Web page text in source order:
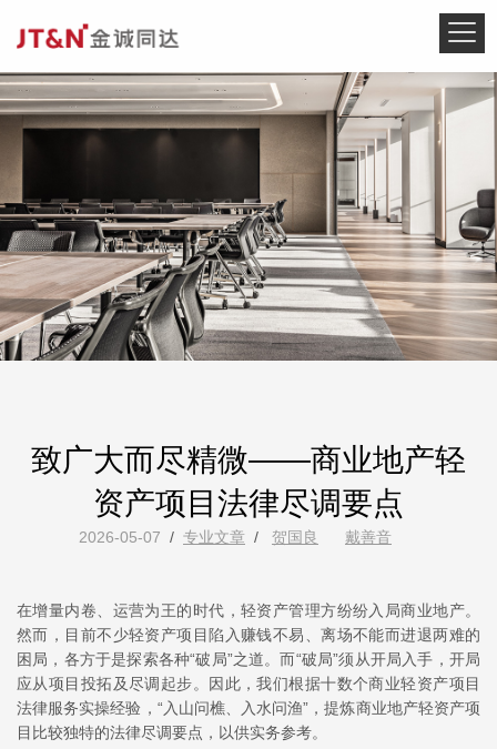
致广大而尽精微——商业地产轻
资产项目法律尽调要点
2026-05-07 / 专业文章 / 贺国良 戴善音
在增量内卷、运营为王的时代，轻资产管理方纷纷入局商业地产。
然而，目前不少轻资产项目陷入赚钱不易、离场不能而进退两难的
困局，各方于是探索各种“破局”之道。而“破局”须从开局入手，开局
应从项目投拓及尽调起步。因此，我们根据十数个商业轻资产项目
法律服务实操经验，“入山问樵、入水问渔”，提炼商业地产轻资产项
目比较独特的法律尽调要点，以供实务参考。